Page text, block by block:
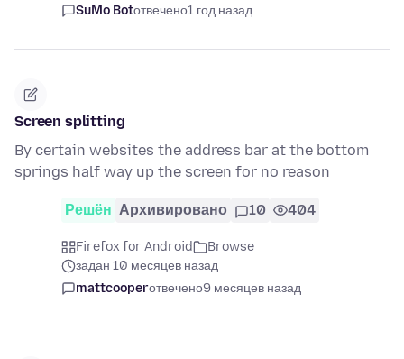
SuMo Botотвечено1 год назад
Screen splitting
By certain websites the address bar at the bottom
springs half way up the screen for no reason
Решён Архивировано 10 404
Firefox for Android
Browse
задан 10 месяцев назад
mattcooperотвечено9 месяцев назад